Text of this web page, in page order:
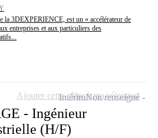
la 3DEXPERIENCE, est un « accélérateur de
entreprises et aux particuliers des
- Ingénieur
(H/F)
IntérimNon renseigné
Ajouter cette offre à ma sélection